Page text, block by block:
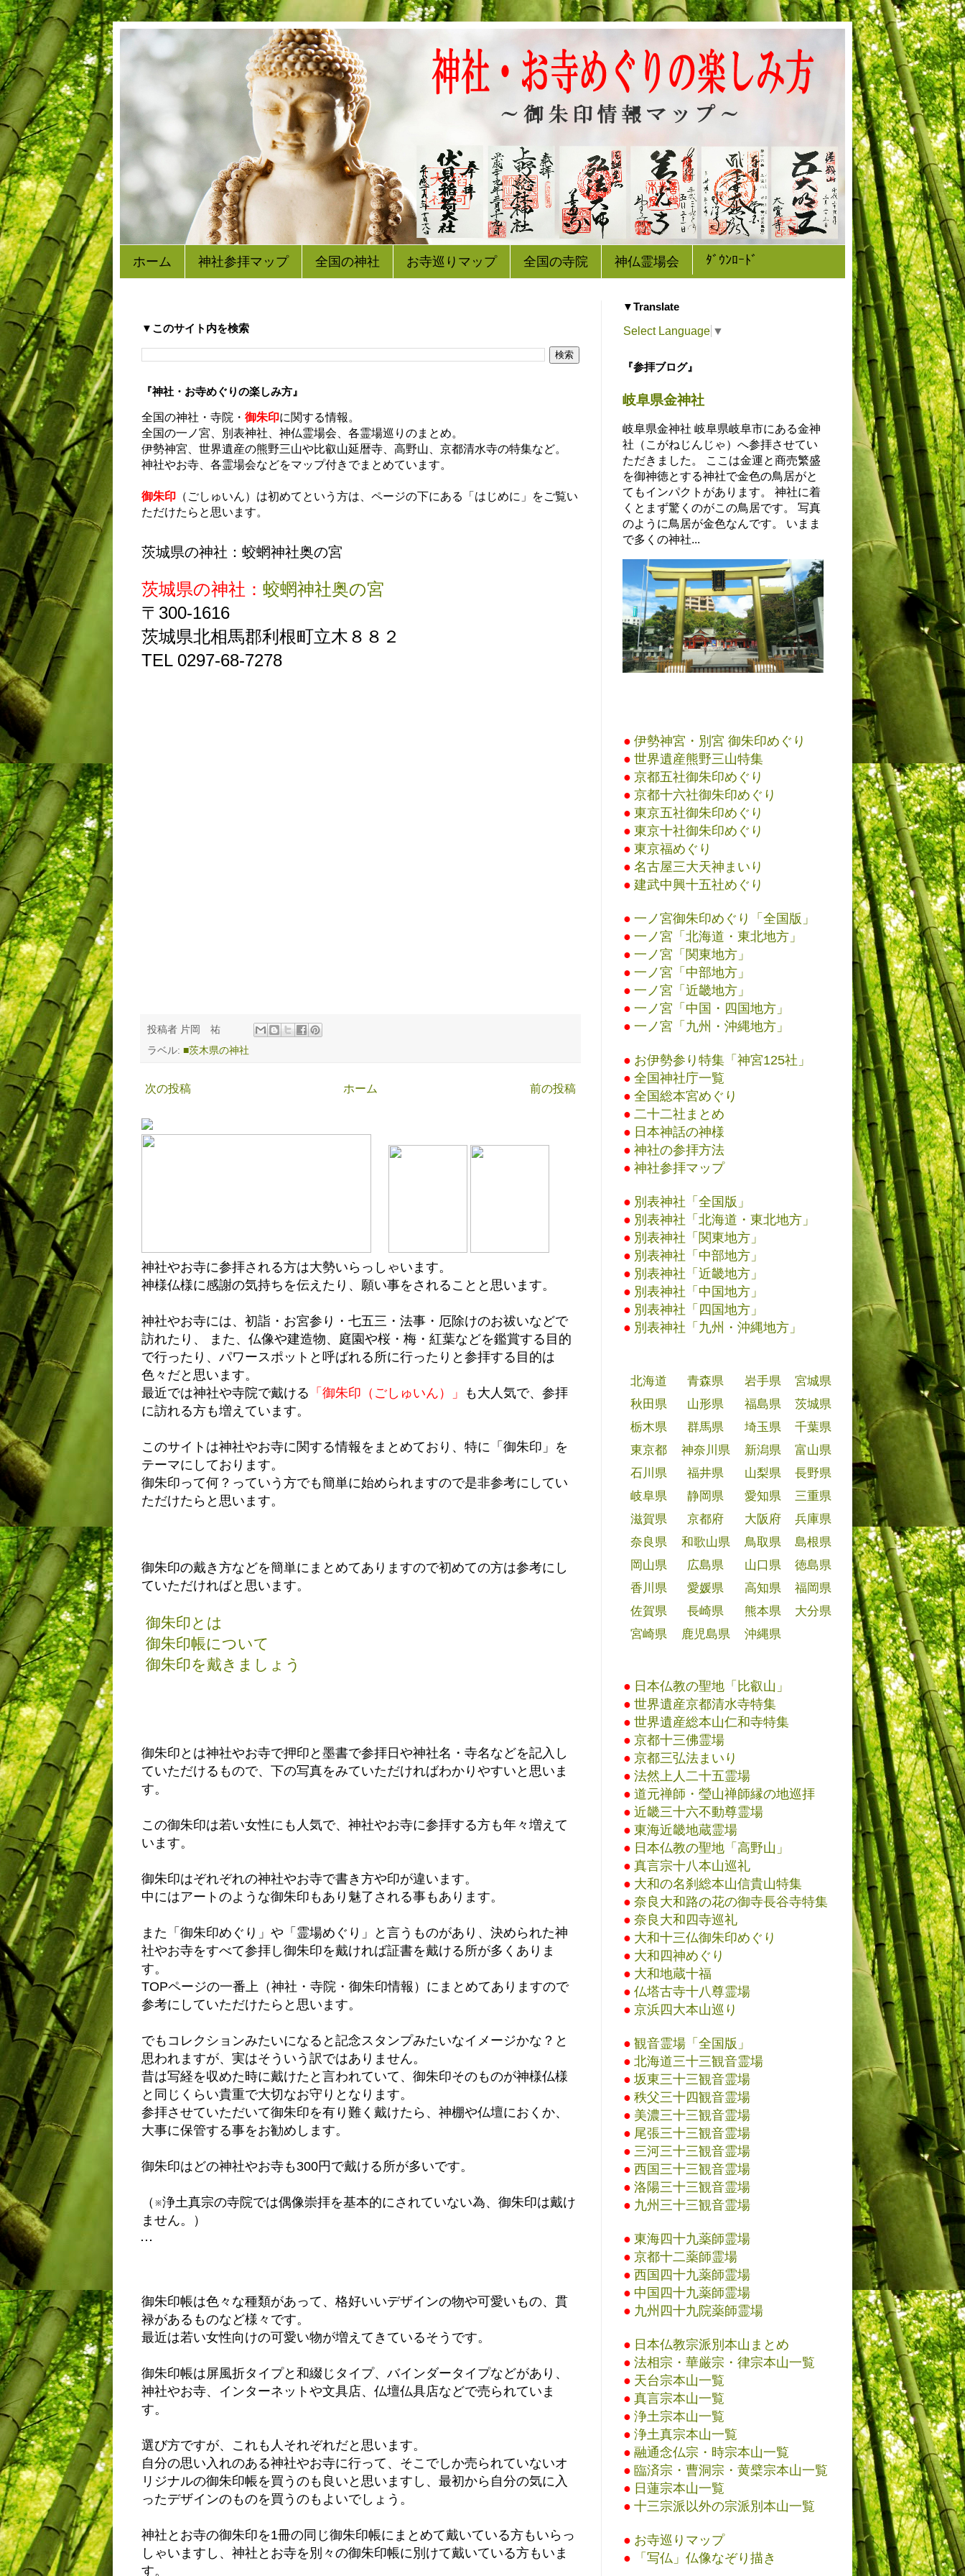
ホーム 神社参拝マップ 全国の神社 お寺巡りマップ 全国の寺院 神仏霊場会 ﾀﾞｳﾝﾛｰﾄﾞ
▼このサイト内を検索
『神社・お寺めぐりの楽しみ方』
全国の神社・寺院・ 御朱印に関する情報。
全国の一ノ宮、別表神社、神仏霊場会、各霊場巡りのまとめ。
伊勢神宮、世界遺産の熊野三山や比叡山延暦寺、高野山、京都清水寺の特集など。
神社やお寺、各霊場会などをマップ付きでまとめています。
御朱印 （ごしゅいん）は初めてという方は、ページの下にある「はじめに」をご覧い
ただけたらと思います。
茨城県の神社：蛟蝄神社奥の宮
茨城県の神社： 蛟蝄神社奥の宮
〒300-1616
茨城県北相馬郡利根町立木８８２
TEL 0297-68-7278
投稿者 片岡 祐
ラベル: ■茨木県の神社
次の投稿 前の投稿
ホーム
神社やお寺に参拝される方は大勢いらっしゃいます。
神様仏様に感謝の気持ちを伝えたり、願い事をされることと思います。
神社やお寺には、初詣・お宮参り・七五三・法事・厄除けのお祓いなどで
訪れたり、 また、仏像や建造物、庭園や桜・梅・紅葉などを鑑賞する目的
で行ったり、パワースポットと呼ばれる所に行ったりと参拝する目的は
色々だと思います。
最近では神社や寺院で戴ける 「御朱印（ごしゅいん）」
も大人気で、参拝
に訪れる方も増えています。
このサイトは神社やお寺に関する情報をまとめており、特に「御朱印」を
テーマにしております。
御朱印って何？っていう方でも簡単に始められますので是非参考にしてい
ただけたらと思います。
御朱印の戴き方などを簡単にまとめてありますので初めての方は参考にし
ていただければと思います。
御朱印とは
御朱印帳について
御朱印を戴きましょう
御朱印とは神社やお寺で押印と墨書で参拝日や神社名・寺名などを記入し
ていただけるもので、下の写真をみていただければわかりやすいと思いま
す。
この御朱印は若い女性にも人気で、神社やお寺に参拝する方も年々増えて
います。
御朱印はぞれぞれの神社やお寺で書き方や印が違います。
中にはアートのような御朱印もあり魅了される事もあります。
また「御朱印めぐり」や「霊場めぐり」と言うものがあり、決められた神
社やお寺をすべて参拝し御朱印を戴ければ証書を戴ける所が多くありま
す。
TOPページの一番上（神社・寺院・御朱印情報）にまとめてありますので
参考にしていただけたらと思います。
でもコレクションみたいになると記念スタンプみたいなイメージかな？と
思われますが、実はそういう訳ではありません。
昔は写経を収めた時に戴けたと言われていて、御朱印そのものが神様仏様
と同じくらい貴重で大切なお守りとなります。
参拝させていただいて御朱印を有り難く戴けたら、神棚や仏壇におくか、
大事に保管する事をお勧めします。
御朱印はどの神社やお寺も300円で戴ける所が多いです。
（※浄土真宗の寺院では偶像崇拝を基本的にされていない為、御朱印は戴け
ません。）
御朱印帳は色々な種類があって、格好いいデザインの物や可愛いもの、貫
禄があるものなど様々です。
最近は若い女性向けの可愛い物が増えてきているそうです。
御朱印帳は屏風折タイプと和綴じタイプ、バインダータイプなどがあり、
神社やお寺、インターネットや文具店、仏壇仏具店などで売られていま
す。
選び方ですが、これも人それぞれだと思います。
自分の思い入れのある神社やお寺に行って、そこでしか売られていないオ
リジナルの御朱印帳を買うのも良いと思いますし、最初から自分の気に入
ったデザインのものを買うのもよいでしょう。
神社とお寺の御朱印を1冊の同じ御朱印帳にまとめて戴いている方もいらっ
しゃいますし、神社とお寺を別々の御朱印帳に別けて戴いている方もいま
す。
▼Translate
Select Language ▼
『参拝ブログ』
岐阜県金神社
岐阜県金神社 岐阜県岐阜市にある金神
社（こがねじんじゃ）へ参拝させてい
ただきました。 ここは金運と商売繁盛
を御神徳とする神社で金色の鳥居がと
てもインパクトがあります。 神社に着
くとまず驚くのがこの鳥居です。 写真
のように鳥居が金色なんです。 いまま
で多くの神社...
● 伊勢神宮・別宮 御朱印めぐり
● 世界遺産熊野三山特集
● 京都五社御朱印めぐり
● 京都十六社御朱印めぐり
● 東京五社御朱印めぐり
● 東京十社御朱印めぐり
● 東京福めぐり
● 名古屋三大天神まいり
● 建武中興十五社めぐり
● 一ノ宮御朱印めぐり「全国版」
● 一ノ宮「北海道・東北地方」
● 一ノ宮「関東地方」
● 一ノ宮「中部地方」
● 一ノ宮「近畿地方」
● 一ノ宮「中国・四国地方」
● 一ノ宮「九州・沖縄地方」
● お伊勢参り特集「神宮125社」
● 全国神社庁一覧
● 全国総本宮めぐり
● 二十二社まとめ
● 日本神話の神様
● 神社の参拝方法
● 神社参拝マップ
● 別表神社「全国版」
● 別表神社「北海道・東北地方」
● 別表神社「関東地方」
● 別表神社「中部地方」
● 別表神社「近畿地方」
● 別表神社「中国地方」
● 別表神社「四国地方」
● 別表神社「九州・沖縄地方」
北海道 青森県 岩手県
宮城県
秋田県
山形県 福島県
茨城県
栃木県
群馬県 埼玉県
千葉県
東京都
神奈川県 新潟県
富山県
石川県
福井県 山梨県
長野県
岐阜県
静岡県 愛知県
三重県
滋賀県
京都府 大阪府
兵庫県
奈良県
和歌山県 鳥取県
島根県
岡山県
広島県 山口県
徳島県
香川県
愛媛県 高知県
福岡県
佐賀県
長崎県 熊本県
大分県
宮崎県
鹿児島県 沖縄県
● 日本仏教の聖地「比叡山」
● 世界遺産京都清水寺特集
● 世界遺産総本山仁和寺特集
● 京都十三佛霊場
● 京都三弘法まいり
● 法然上人二十五霊場
● 道元禅師・瑩山禅師縁の地巡拝
● 近畿三十六不動尊霊場
● 東海近畿地蔵霊場
● 日本仏教の聖地「高野山」
● 真言宗十八本山巡礼
● 大和の名刹総本山信貴山特集
● 奈良大和路の花の御寺長谷寺特集
● 奈良大和四寺巡礼
● 大和十三仏御朱印めぐり
● 大和四神めぐり
● 大和地蔵十福
● 仏塔古寺十八尊霊場
● 京浜四大本山巡り
● 観音霊場「全国版」
● 北海道三十三観音霊場
● 坂東三十三観音霊場
● 秩父三十四観音霊場
● 美濃三十三観音霊場
● 尾張三十三観音霊場
● 三河三十三観音霊場
● 西国三十三観音霊場
● 洛陽三十三観音霊場
● 九州三十三観音霊場
● 東海四十九薬師霊場
● 京都十二薬師霊場
● 西国四十九薬師霊場
● 中国四十九薬師霊場
● 九州四十九院薬師霊場
● 日本仏教宗派別本山まとめ
● 法相宗・華厳宗・律宗本山一覧
● 天台宗本山一覧
● 真言宗本山一覧
● 浄土宗本山一覧
● 浄土真宗本山一覧
● 融通念仏宗・時宗本山一覧
● 臨済宗・曹洞宗・黄檗宗本山一覧
● 日蓮宗本山一覧
● 十三宗派以外の宗派別本山一覧
● お寺巡りマップ
●
「写仏」仏像なぞり描き